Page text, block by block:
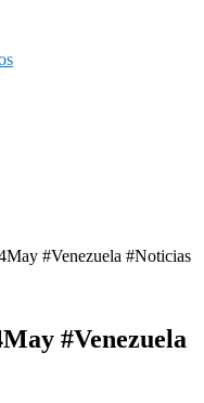
#Venezuela #Noticias
#Venezuela